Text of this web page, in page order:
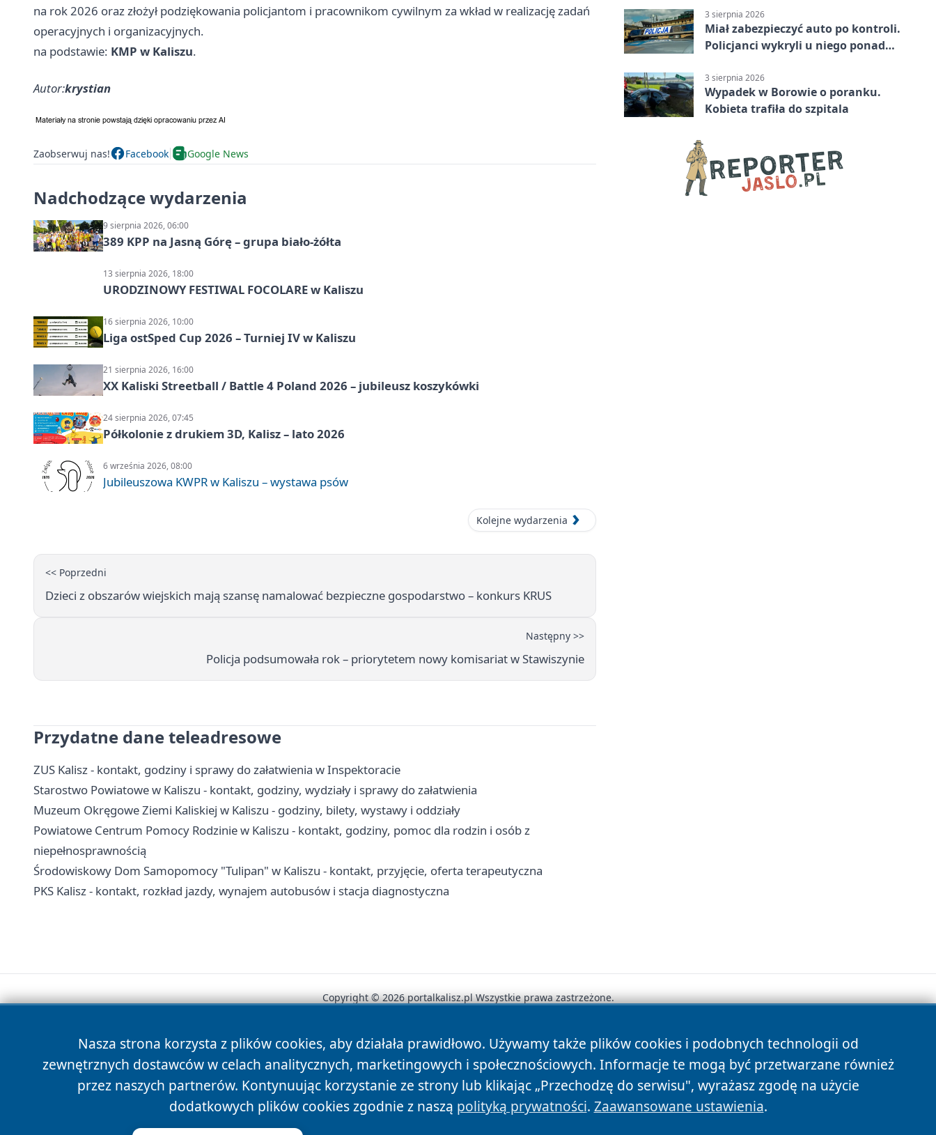
na rok 2026 oraz złożył podziękowania policjantom i pracownikom cywilnym za wkład w realizację zadań
operacyjnych i organizacyjnych.
na podstawie: KMP w Kaliszu.
Autor:krystian
Zaobserwuj nas! Facebook Google News
Nadchodzące wydarzenia
9 sierpnia 2026, 06:00
389 KPP na Jasną Górę – grupa biało-żółta
13 sierpnia 2026, 18:00
URODZINOWY FESTIWAL FOCOLARE w Kaliszu
16 sierpnia 2026, 10:00
Liga ostSped Cup 2026 – Turniej IV w Kaliszu
21 sierpnia 2026, 16:00
XX Kaliski Streetball / Battle 4 Poland 2026 – jubileusz koszykówki
24 sierpnia 2026, 07:45
Półkolonie z drukiem 3D, Kalisz – lato 2026
6 września 2026, 08:00
Jubileuszowa KWPR w Kaliszu – wystawa psów
Kolejne wydarzenia
<< Poprzedni
Dzieci z obszarów wiejskich mają szansę namalować bezpieczne gospodarstwo – konkurs KRUS
Następny >>
Policja podsumowała rok – priorytetem nowy komisariat w Stawiszynie
Przydatne dane teleadresowe
ZUS Kalisz - kontakt, godziny i sprawy do załatwienia w Inspektoracie
Starostwo Powiatowe w Kaliszu - kontakt, godziny, wydziały i sprawy do załatwienia
Muzeum Okręgowe Ziemi Kaliskiej w Kaliszu - godziny, bilety, wystawy i oddziały
Powiatowe Centrum Pomocy Rodzinie w Kaliszu - kontakt, godziny, pomoc dla rodzin i osób z
niepełnosprawnością
Środowiskowy Dom Samopomocy "Tulipan" w Kaliszu - kontakt, przyjęcie, oferta terapeutyczna
PKS Kalisz - kontakt, rozkład jazdy, wynajem autobusów i stacja diagnostyczna
3 sierpnia 2026
Miał zabezpieczyć auto po kontroli.
Policjanci wykryli u niego ponad
3 sierpnia 2026
Wypadek w Borowie o poranku.
Kobieta trafiła do szpitala
Nasza strona korzysta z plików cookies, aby działała prawidłowo. Używamy także plików cookies i podobnych technologii od
zewnętrznych dostawców w celach analitycznych, marketingowych i społecznościowych. Informacje te mogą być przetwarzane również
przez naszych partnerów. Kontynuując korzystanie ze strony lub klikając „Przechodzę do serwisu", wyrażasz zgodę na użycie
dodatkowych plików cookies zgodnie z naszą polityką prywatności. Zaawansowane ustawienia.
Copyright © 2026 portalkalisz.pl Wszystkie prawa zastrzeżone.
News Autorzy Polityka Prywatności Polityka Cookies